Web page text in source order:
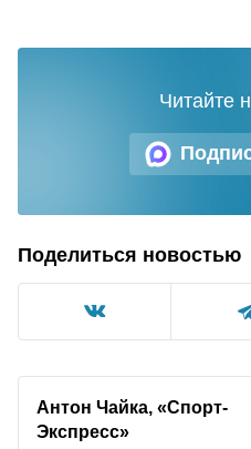
Читайте
Поделиться новостью
Антон Чайка, «Спорт-
Экспресс»